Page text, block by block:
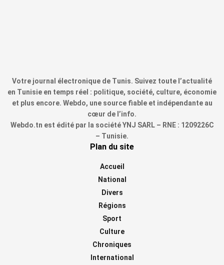
Votre journal électronique de Tunis. Suivez toute l’actualité
en Tunisie en temps réel : politique, société, culture, économie
et plus encore. Webdo, une source fiable et indépendante au
cœur de l’info.
Webdo.tn est édité par la société YNJ SARL – RNE : 1209226C
– Tunisie.
Plan du site
Accueil
National
Divers
Régions
Sport
Culture
Chroniques
International